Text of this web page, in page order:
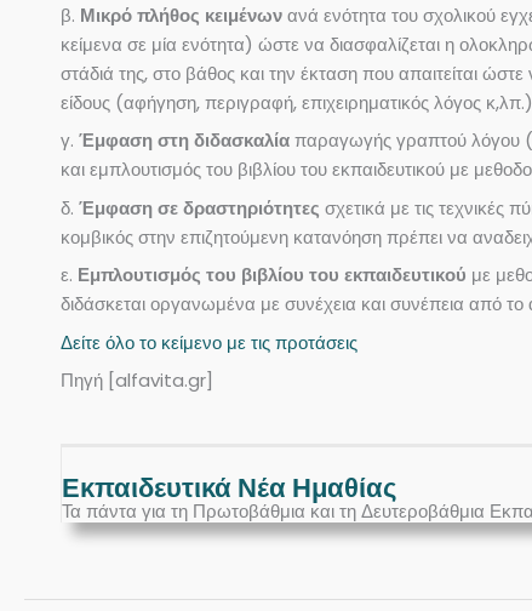
β. Μικρό πλήθος κειμένωνανά ενότητα του σχολικού
κείμενα σε μία ενότητα) ώστε να διασφαλίζεται η
στάδιά της, στο βάθος και την έκταση που απαιτείται
είδους (αφήγηση, περιγραφή, επιχειρηματικός λόγος
γ. Έμφαση στη διδασκαλίαπαραγωγής γραπτού λόγου
και εμπλουτισμός του βιβλίου του εκπαιδευτικού με
δ. Έμφαση σε δραστηριότητες σχετικά με τις τεχνικές
κομβικός στην επιζητούμενη κατανόηση πρέπει να
ε. Εμπλουτισμός του βιβλίου του εκπαιδευτικού με
διδάσκεται οργανωμένα με συνέχεια και συνέπεια από
Δείτε όλο το κείμενο με τις προτάσεις
Πηγή [alfavita.gr]
Εκπαιδευτικά Νέα Ημαθίας
Τα πάντα για τη Πρωτοβάθμια και τη Δευτεροβάθμια